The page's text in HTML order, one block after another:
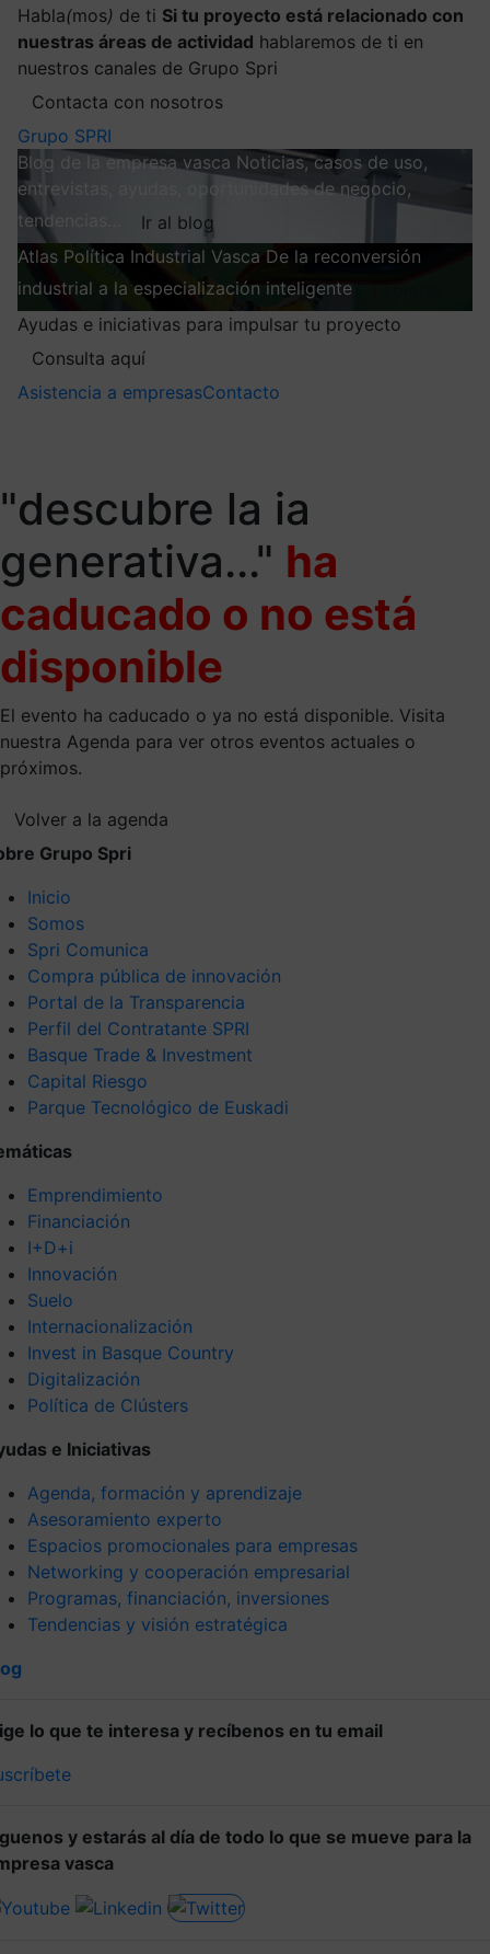
Habla(mos) de ti Si tu proyecto está relacionado con
nuestras áreas de actividad hablaremos de ti en
nuestros canales de Grupo Spri
Contacta con nosotros
Grupo SPRI
Blog de la empresa vasca Noticias, casos de uso,
entrevistas, ayudas, oportunidades de negocio,
tendencias…
Ir al blog
Atlas Política Industrial Vasca De la reconversión
industrial a la especialización inteligente
Ayudas e iniciativas para impulsar tu proyecto
Consulta aquí
Asistencia a empresasContacto
"descubre la ia
generativa..." ha
caducado o no está
disponible
El evento ha caducado o ya no está disponible. Visita
nuestra Agenda para ver otros eventos actuales o
próximos.
Volver a la agenda
Grupo Spri
Inicio
Somos
Spri Comunica
Compra pública de innovación
Portal de la Transparencia
Perfil del Contratante SPRI
Basque Trade & Investment
Capital Riesgo
Parque Tecnológico de Euskadi
Emprendimiento
Financiación
I+D+i
Innovación
Suelo
Internacionalización
Invest in Basque Country
Digitalización
Política de Clústers
e Iniciativas
Agenda, formación y aprendizaje
Asesoramiento experto
Espacios promocionales para empresas
Networking y cooperación empresarial
Programas, financiación, inversiones
Tendencias y visión estratégica
lo que te interesa y recíbenos en tu email
y estarás al día de todo lo que se mueve para la
vasca